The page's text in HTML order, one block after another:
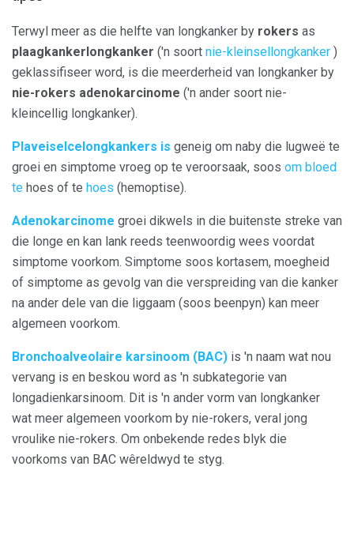
Terwyl meer as die helfte van longkanker by rokers as
plaagkankerlongkanker ('n soort nie-kleinsellongkanker )
geklassifiseer word, is die meerderheid van longkanker by
nie-rokers adenokarcinome ('n ander soort nie-
kleincellig longkanker).
Plaveiselcelongkankers is geneig om naby die lugweë te
groei en simptome vroeg op te veroorsaak, soos om bloed
te hoes of te hoes (hemoptise).
Adenokarcinome groei dikwels in die buitenste streke van
die longe en kan lank reeds teenwoordig wees voordat
simptome voorkom. Simptome soos kortasem, moegheid
of simptome as gevolg van die verspreiding van die kanker
na ander dele van die liggaam (soos beenpyn) kan meer
algemeen voorkom.
Bronchoalveolaire karsinoom (BAC) is 'n naam wat nou
vervang is en beskou word as 'n subkategorie van
longadienkarsinoom. Dit is 'n ander vorm van longkanker
wat meer algemeen voorkom by nie-rokers, veral jong
vroulike nie-rokers. Om onbekende redes blyk die
voorkoms van BAC wêreldwyd te styg.